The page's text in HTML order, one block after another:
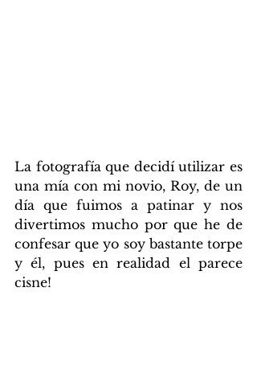
La fotografía que decidí utilizar es
una mía con mi novio, Roy, de un
día que fuimos a patinar y nos
divertimos mucho por que he de
confesar que yo soy bastante torpe
y él, pues en realidad el parece
cisne!